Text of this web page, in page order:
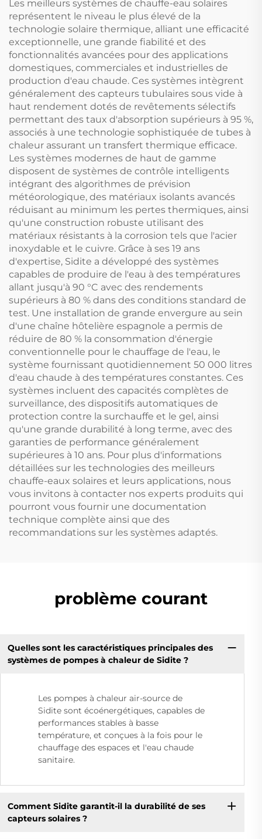
Les meilleurs systèmes de chauffe-eau solaires
représentent le niveau le plus élevé de la
technologie solaire thermique, alliant une efficacité
exceptionnelle, une grande fiabilité et des
fonctionnalités avancées pour des applications
domestiques, commerciales et industrielles de
production d'eau chaude. Ces systèmes intègrent
généralement des capteurs tubulaires sous vide à
haut rendement dotés de revêtements sélectifs
permettant des taux d'absorption supérieurs à 95 %,
associés à une technologie sophistiquée de tubes à
chaleur assurant un transfert thermique efficace.
Les systèmes modernes de haut de gamme
disposent de systèmes de contrôle intelligents
intégrant des algorithmes de prévision
météorologique, des matériaux isolants avancés
réduisant au minimum les pertes thermiques, ainsi
qu'une construction robuste utilisant des
matériaux résistants à la corrosion tels que l'acier
inoxydable et le cuivre. Grâce à ses 19 ans
d'expertise, Sidite a développé des systèmes
capables de produire de l'eau à des températures
allant jusqu'à 90 °C avec des rendements
supérieurs à 80 % dans des conditions standard de
test. Une installation de grande envergure au sein
d'une chaîne hôtelière espagnole a permis de
réduire de 80 % la consommation d'énergie
conventionnelle pour le chauffage de l'eau, le
système fournissant quotidiennement 50 000 litres
d'eau chaude à des températures constantes. Ces
systèmes incluent des capacités complètes de
surveillance, des dispositifs automatiques de
protection contre la surchauffe et le gel, ainsi
qu'une grande durabilité à long terme, avec des
garanties de performance généralement
supérieures à 10 ans. Pour plus d'informations
détaillées sur les technologies des meilleurs
chauffe-eaux solaires et leurs applications, nous
vous invitons à contacter nos experts produits qui
pourront vous fournir une documentation
technique complète ainsi que des
recommandations sur les systèmes adaptés.
problème courant
Quelles sont les caractéristiques principales des
systèmes de pompes à chaleur de Sidite ?
Les pompes à chaleur air-source de
Sidite sont écoénergétiques, capables de
performances stables à basse
température, et conçues à la fois pour le
chauffage des espaces et l'eau chaude
sanitaire.
Comment Sidite garantit-il la durabilité de ses
capteurs solaires ?